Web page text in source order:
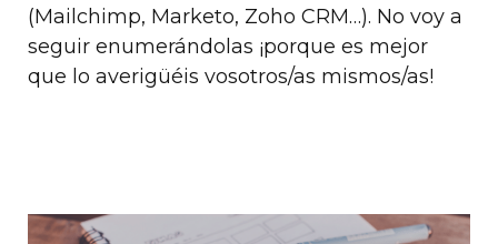
(Mailchimp, Marketo, Zoho CRM…). No voy a
seguir enumerándolas ¡porque es mejor
que lo averigüéis vosotros/as mismos/as!